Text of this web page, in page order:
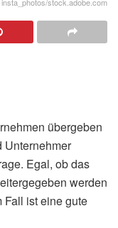
übergeben
Unternehmer
Egal, ob das
werden
ist eine gute